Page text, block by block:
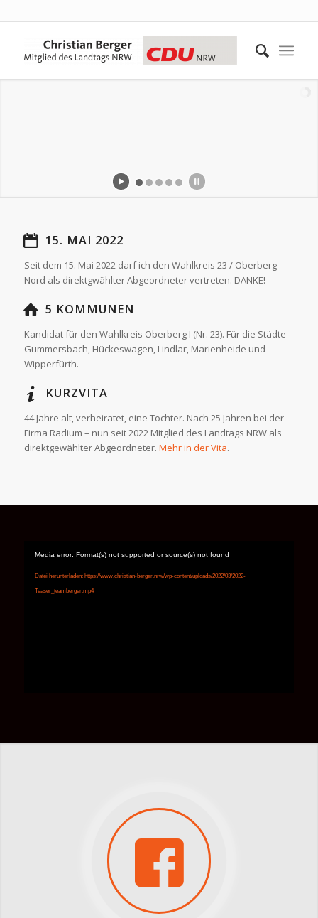
15. MAI 2022
Seit dem 15. Mai 2022 darf ich den Wahlkreis 23 / Oberberg-
Nord als direktgwählter Abgeordneter vertreten. DANKE!
5 KOMMUNEN
Kandidat für den Wahlkreis Oberberg I (Nr. 23). Für die Städte
Gummersbach, Hückeswagen, Lindlar, Marienheide und
Wipperfürth.
KURZVITA
44 Jahre alt, verheiratet, eine Tochter. Nach 25 Jahren bei der
Firma Radium – nun seit 2022 Mitglied des Landtags NRW als
direktgewählter Abgeordneter. Mehr in der Vita.
Media error: Format(s) not supported or source(s) not found
Datei herunterladen: https://www.christian-berger.nrw/wp-content/uploads/2022/03/2022-
Teaser_teamberger.mp4